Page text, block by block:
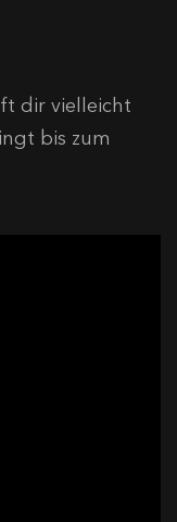
dir vielleicht
bis zum